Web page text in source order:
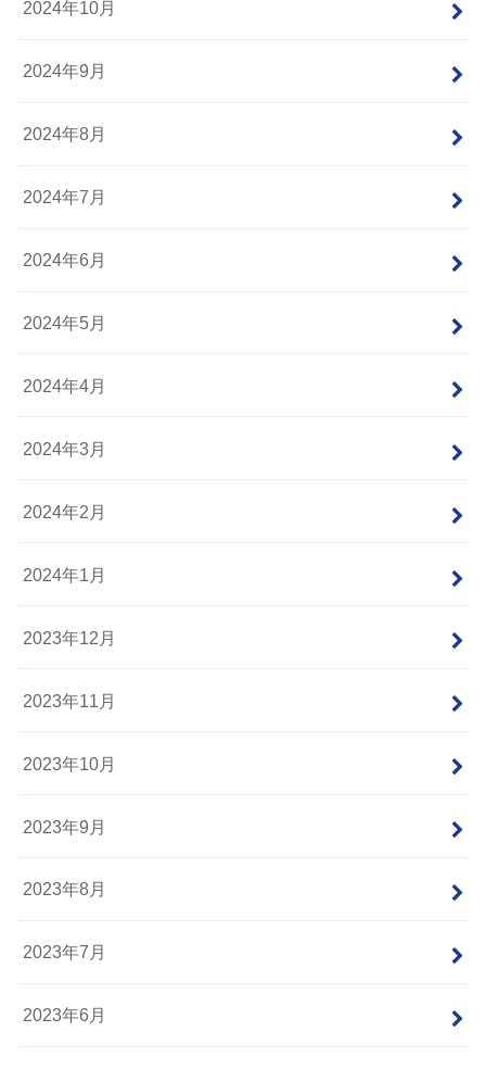
2024年10月
2024年9月
2024年8月
2024年7月
2024年6月
2024年5月
2024年4月
2024年3月
2024年2月
2024年1月
2023年12月
2023年11月
2023年10月
2023年9月
2023年8月
2023年7月
2023年6月